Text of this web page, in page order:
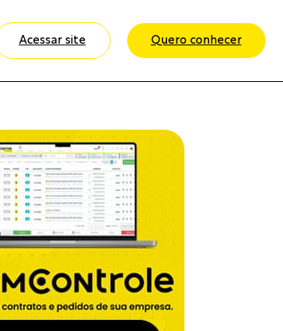
Acessar site Quero conhecer